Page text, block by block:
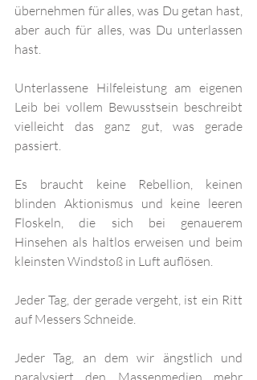
übernehmen für alles, was Du getan hast,
aber auch für alles, was Du unterlassen
hast.
Unterlassene Hilfeleistung am eigenen
Leib bei vollem Bewusstsein beschreibt
vielleicht das ganz gut, was gerade
passiert.
Es braucht keine Rebellion, keinen
blinden Aktionismus und keine leeren
Floskeln, die sich bei genauerem
Hinsehen als haltlos erweisen und beim
kleinsten Windstoß in Luft auflösen.
Jeder Tag, der gerade vergeht, ist ein Ritt
auf Messers Schneide.
Jeder Tag, an dem wir ängstlich und
paralysiert den Massenmedien mehr